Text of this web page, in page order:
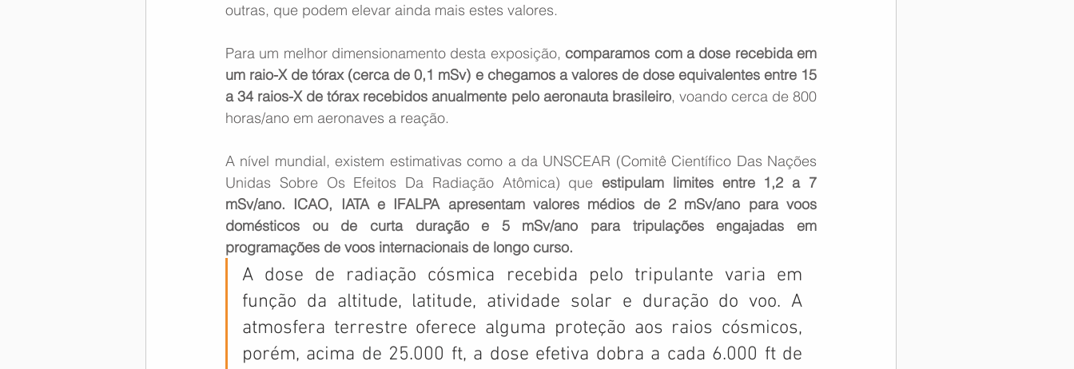
outras, que podem elevar ainda mais estes valores.
Para um melhor dimensionamento desta exposição, comparamos com a dose recebida em
um raio-X de tórax (cerca de 0,1 mSv) e chegamos a valores de dose equivalentes entre 15
a 34 raios-X de tórax recebidos anualmente pelo aeronauta brasileiro, voando cerca de 800
horas/ano em aeronaves a reação.
A nível mundial, existem estimativas como a da UNSCEAR (Comitê Científico Das Nações
Unidas Sobre Os Efeitos Da Radiação Atômica) que estipulam limites entre 1,2 a 7
mSv/ano. ICAO, IATA e IFALPA apresentam valores médios de 2 mSv/ano para voos
domésticos ou de curta duração e 5 mSv/ano para tripulações engajadas em
programações de voos internacionais de longo curso.
A dose de radiação cósmica recebida pelo tripulante varia em
função da altitude, latitude, atividade solar e duração do voo. A
atmosfera terrestre oferece alguma proteção aos raios cósmicos,
porém, acima de 25.000 ft, a dose efetiva dobra a cada 6.000 ft de